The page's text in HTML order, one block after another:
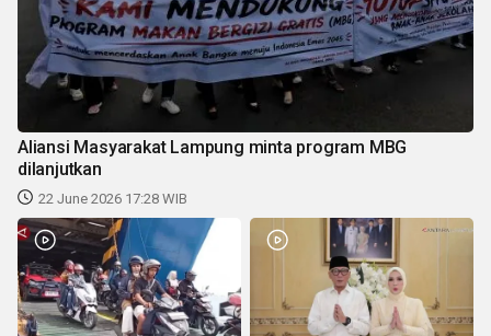
Aliansi Masyarakat Lampung minta program MBG
dilanjutkan
22 June 2026 17:28 WIB